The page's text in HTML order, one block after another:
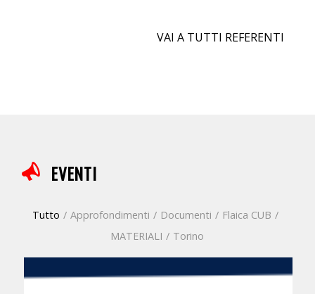
VAI A TUTTI REFERENTI
EVENTI
Tutto / Approfondimenti / Documenti / Flaica CUB /
MATERIALI / Torino